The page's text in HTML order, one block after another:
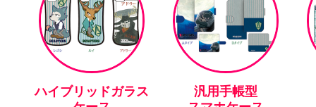
ハイブリッドガラス
汎用手帳型